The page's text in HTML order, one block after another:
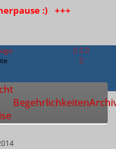
:) +++
Begehrlichkeiten